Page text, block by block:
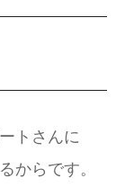
トさんに
からです。